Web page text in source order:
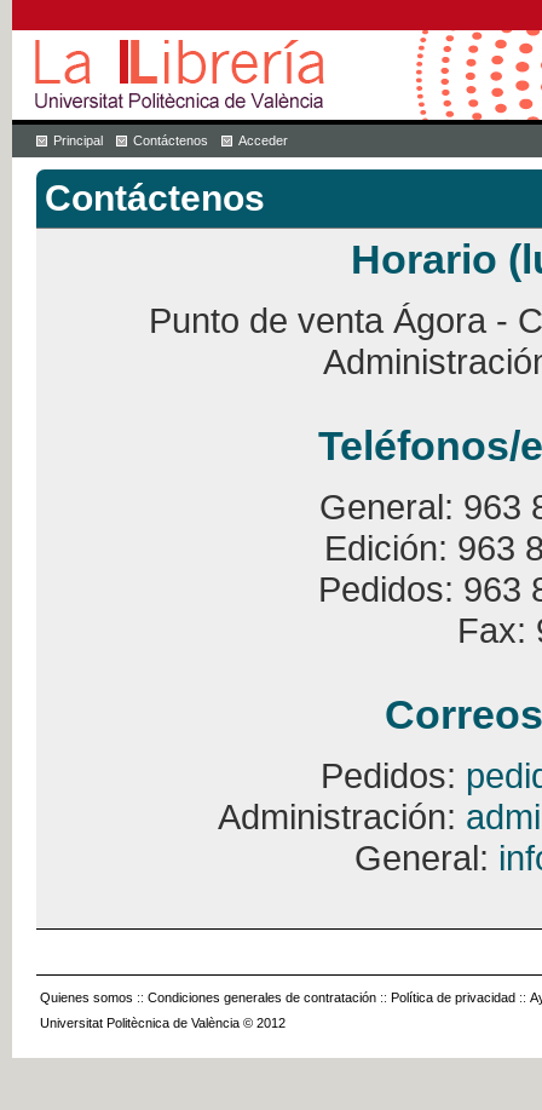
Principal Contáctenos Acceder
Contáctenos
Horario
Punto de venta Ágora -
Teléfonos/
General: 963
Edición: 963
Pedidos: 963
Fax:
Pedidos:
Administración:
General:
Quienes somos :: Condiciones generales de contratación :: Política de privacidad ::
Universitat Politècnica de València © 2012